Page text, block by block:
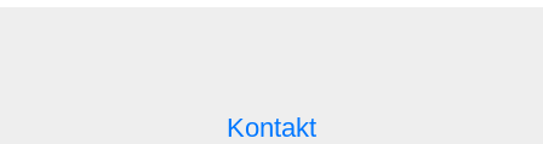
Kontakt